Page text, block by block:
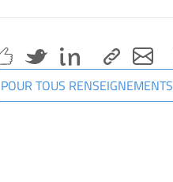
POUR TOUS RENSEIGNEMENTS